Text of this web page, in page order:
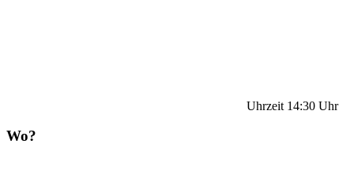
Uhrzeit 14:30 Uhr
Wo?